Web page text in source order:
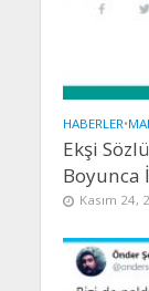
HABERLER•
Ekşi
Boyunca
Kasım 24,